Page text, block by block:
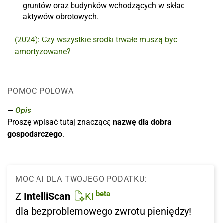
gruntów oraz budynków wchodzących w skład
aktywów obrotowych.
(2024): Czy wszystkie środki trwałe muszą być
amortyzowane?
POMOC POLOWA
Opis
Proszę wpisać tutaj znaczącą nazwę dla dobra
gospodarczego.
MOC AI DLA TWOJEGO PODATKU:
Z IntelliScan KI beta
dla bezproblemowego zwrotu pieniędzy!